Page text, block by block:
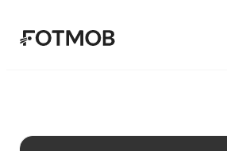
ข้ามไปยังเนื้อหาหลัก